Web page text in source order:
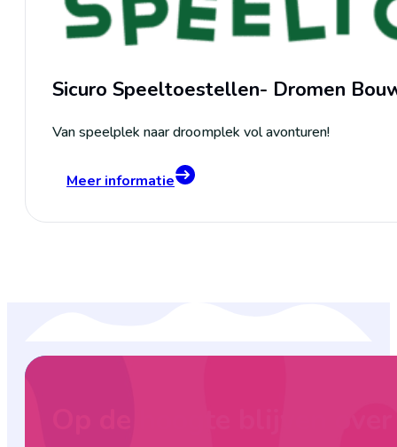
Sicuro Speeltoestellen- Dromen
Van speelplek naar droomplek vol avonturen!
Meer informatie